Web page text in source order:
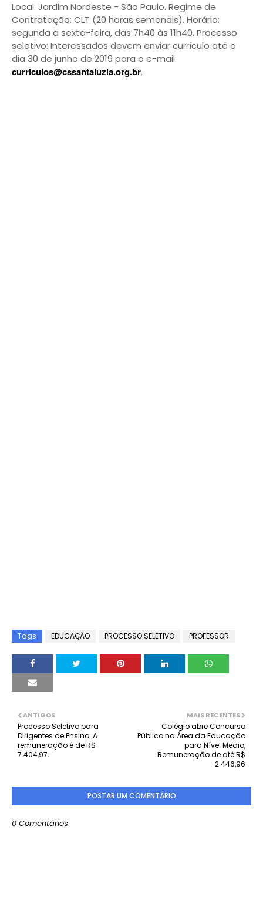
Local: Jardim Nordeste - São Paulo. Regime de
Contratação: CLT (20 horas semanais). Horário:
segunda a sexta-feira, das 7h40 às 11h40. Processo
seletivo: Interessados devem enviar currículo até o
dia 30 de junho de 2019 para o e-mail:
curriculos@cssantaluzia.org.br.
Tags EDUCAÇÃO PROCESSO SELETIVO PROFESSOR
MAIS RECENTES
Colégio abre Concurso
Público na Área da Educação
para Nível Médio,
Remuneração de até R$
2.446,96
ANTIGOS
Processo Seletivo para
Dirigentes de Ensino. A
remuneração é de R$
7.404,97.
POSTAR UM COMENTÁRIO
0 Comentários